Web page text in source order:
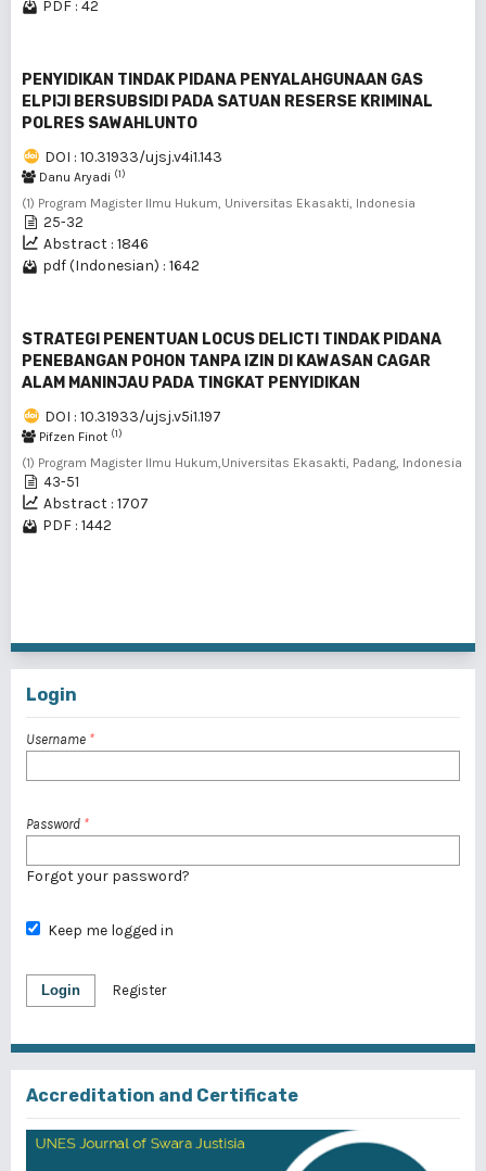
PDF : 42
PENYIDIKAN TINDAK PIDANA PENYALAHGUNAAN GAS
ELPIJI BERSUBSIDI PADA SATUAN RESERSE KRIMINAL
POLRES SAWAHLUNTO
DOI : 10.31933/ujsj.v4i1.143
Danu Aryadi (1)
(1) Program Magister Ilmu Hukum, Universitas Ekasakti, Indonesia
25-32
Abstract : 1846
pdf (Indonesian) : 1642
STRATEGI PENENTUAN LOCUS DELICTI TINDAK PIDANA
PENEBANGAN POHON TANPA IZIN DI KAWASAN CAGAR
ALAM MANINJAU PADA TINGKAT PENYIDIKAN
DOI : 10.31933/ujsj.v5i1.197
Pifzen Finot (1)
(1) Program Magister Ilmu Hukum,Universitas Ekasakti, Padang, Indonesia
43-51
Abstract : 1707
PDF : 1442
Login
Username *
Password *
Forgot your password?
Keep me logged in
Login Register
Accreditation and Certificate